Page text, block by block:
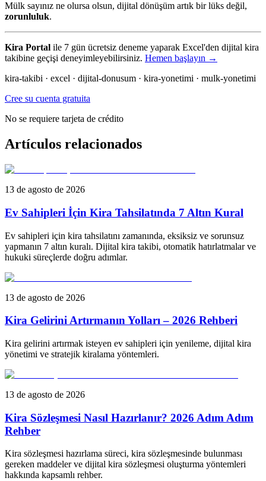
Mülk sayınız ne olursa olsun, dijital dönüşüm artık bir lüks değil,
zorunluluk.
Kira Portal ile 7 gün ücretsiz deneme yaparak Excel'den dijital kira
takibine geçişi deneyimleyebilirsiniz. Hemen başlayın →
kira-takibi · excel · dijital-donusum · kira-yonetimi · mulk-yonetimi
Cree su cuenta gratuita
No se requiere tarjeta de crédito
Artículos relacionados
13 de agosto de 2026
Ev Sahipleri İçin Kira Tahsilatında 7 Altın Kural
Ev sahipleri için kira tahsilatını zamanında, eksiksiz ve sorunsuz
yapmanın 7 altın kuralı. Dijital kira takibi, otomatik hatırlatmalar ve
hukuki süreçlerde doğru adımlar.
13 de agosto de 2026
Kira Gelirini Artırmanın Yolları – 2026 Rehberi
Kira gelirini artırmak isteyen ev sahipleri için yenileme, dijital kira
yönetimi ve stratejik kiralama yöntemleri.
13 de agosto de 2026
Kira Sözleşmesi Nasıl Hazırlanır? 2026 Adım Adım
Rehber
Kira sözleşmesi hazırlama süreci, kira sözleşmesinde bulunması
gereken maddeler ve dijital kira sözleşmesi oluşturma yöntemleri
hakkında kapsamlı rehber.